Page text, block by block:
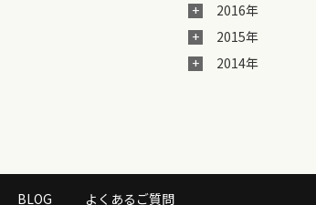
2016年
2015年
2014年
BLOG よくあるご質問